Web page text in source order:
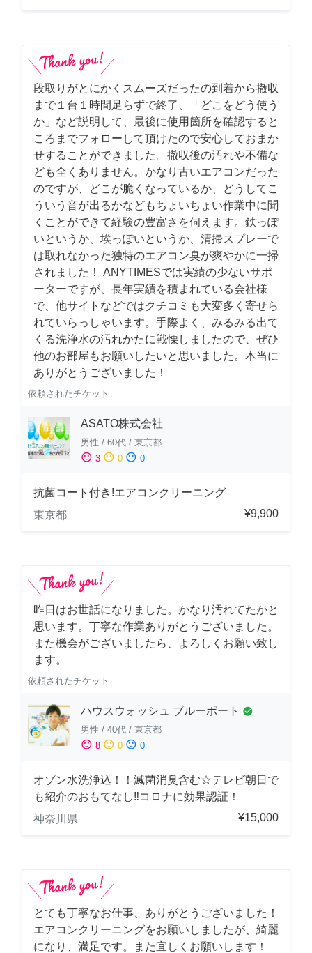
段取りがとにかくスムーズだったの到着から撤収
まで１台１時間足らずで終了、「どこをどう使う
か」など説明して、最後に使用箇所を確認すると
ころまでフォローして頂けたので安心しておまか
せすることができました。撤収後の汚れや不備な
ども全くありません。かなり古いエアコンだった
のですが、どこが脆くなっているか、どうしてこ
ういう音が出るかなどもちょいちょい作業中に聞
くことができて経験の豊富さを伺えます。鉄っぽ
いというか、埃っぽいというか、清掃スプレーで
は取れなかった独特のエアコン臭が爽やかに一掃
されました！ ANYTIMESでは実績の少ないサポ
ーターですが、長年実績を積まれている会社様
で、他サイトなどではクチコミも大変多く寄せら
れていらっしゃいます。手際よく、みるみる出て
くる洗浄水の汚れかたに戦慄しましたので、ぜひ
他のお部屋もお願いしたいと思いました。本当に
ありがとうございました！
依頼されたチケット
ASATO株式会社
男性 / 60代 / 東京都
sentiment_satisfied 3 sentiment_neutral 0 sentiment_dissatisfied 0
抗菌コート付き!エアコンクリーニング
東京都
¥9,900
昨日はお世話になりました。かなり汚れてたかと
思います。丁寧な作業ありがとうございました。
また機会がございましたら、よろしくお願い致し
ます。
依頼されたチケット
ハウスウォッシュ ブルーポート check_circle
男性 / 40代 / 東京都
sentiment_satisfied 8 sentiment_neutral 0 sentiment_dissatisfied 0
オゾン水洗浄込！！滅菌消臭含む☆テレビ朝日で
も紹介のおもてなし‼コロナに効果認証！
神奈川県
¥15,000
とても丁寧なお仕事、ありがとうございました！
エアコンクリーニングをお願いしましたが、綺麗
になり、満足です。また宜しくお願いします！